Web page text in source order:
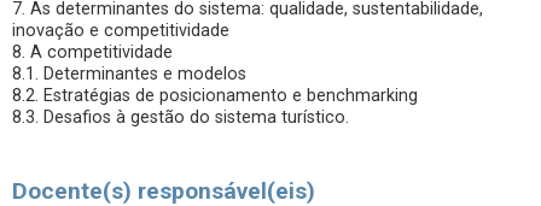
7. As determinantes do sistema: qualidade, sustentabilidade,
inovação e competitividade
8. A competitividade
8.1. Determinantes e modelos
8.2. Estratégias de posicionamento e benchmarking
8.3. Desafios à gestão do sistema turístico.
Docente(s) responsável(eis)